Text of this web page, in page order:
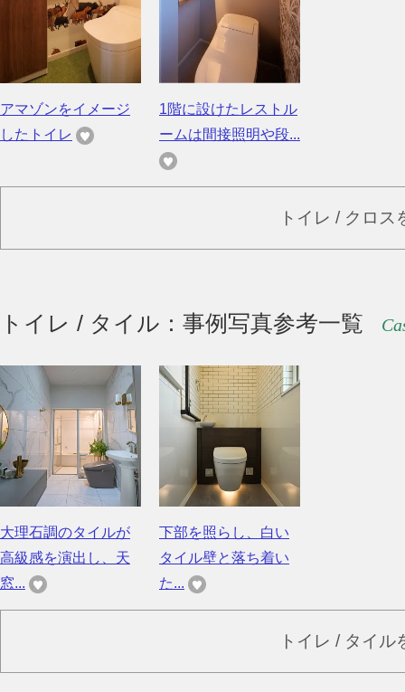
アマゾンをイメージ
したトイレ
1階に設けたレストル
ームは間接照明や段...
トイレ / クロス
トイレ / タイル：事例写真参考一覧
大理石調のタイルが
高級感を演出し、天
窓...
下部を照らし、白い
タイル壁と落ち着い
た...
トイレ / タイル